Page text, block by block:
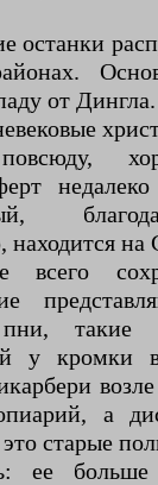
останки
от Дингла.
на
всего
такие
у кромки
а
старые
ее